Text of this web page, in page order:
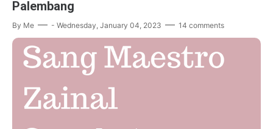
Palembang
By Me - Wednesday, January 04, 2023 14 comments